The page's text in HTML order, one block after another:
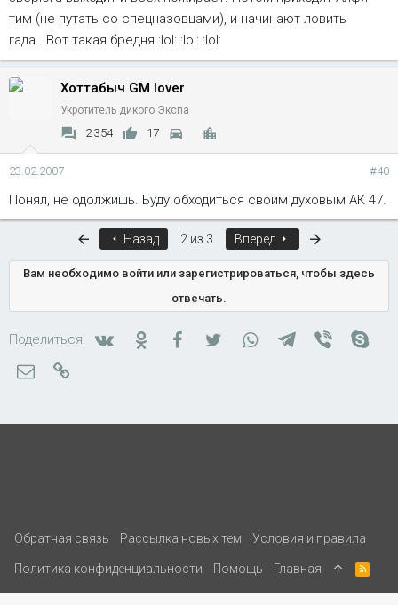
тим (не путать со спецназовцами), и начинают ловить
гада...Вот такая бредня :lol: :lol: :lol:
Хоттабыч GM lover
Укротитель дикого Экспа
2 354 17
23.02.2007 #40
Понял, не одолжишь. Буду обходиться своим духовым АК 47.
ПервыйНазад 2 из 3 Вперед
Вам необходимо войти или зарегистрироваться, чтобы здесь
отвечать.
Поделиться: ВконтактеОдноклассники
FacebookTwitterWhatsAppTelegram
Viber
Электронная почта
Обратная связь Рассылка новых тем Условия и правила
Политика конфиденциальности Помощь Главная
R
S